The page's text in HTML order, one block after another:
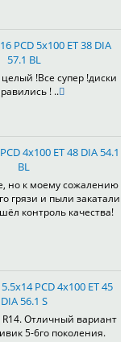
PCD 5x100 ET 38 DIA
57.1 BL
!Все супер !диски
! ..
4x100 ET 48 DIA 54.1
BL
но к моему сожалению
грязи и пыли закатали
контроль качества!
PCD 4x100 ET 45
DIA 56.1 S
Отличный вариант
5-6го поколения.